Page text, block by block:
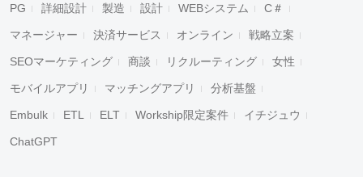
PG 詳細設計 製造 設計 WEBシステム C＃
マネージャー 決済サービス オンライン 戦略立案
SEOマーケティング 商談 リクルーティング 女性
モバイルアプリ マッチングアプリ 分析基盤
Embulk ETL ELT Workship限定案件 イチジュウ
ChatGPT